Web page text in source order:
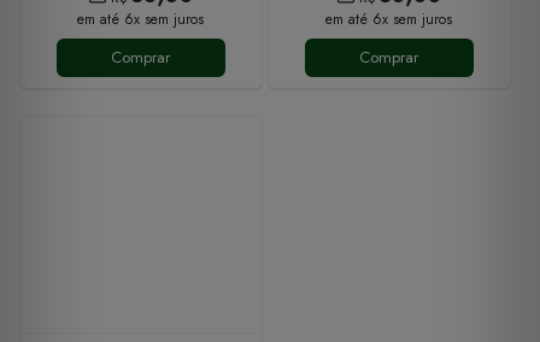
em até 6x sem juros
Comprar
em até 6x sem juros
Comprar